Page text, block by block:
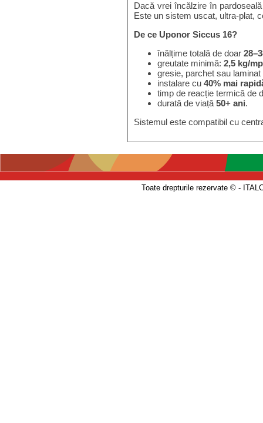
Dacă vrei încălzire în
Este un sistem uscat, ultra-plat,
De ce Uponor Siccus 16?
înălțime totală de doar
greutate minimă: 2,5 kg/mp
gresie, parchet sau
instalare cu 40% mai
timp de reacție termică de
durată de viață50+ ani.
Sistemul este compatibil cu
Toate drepturile rezervate © -